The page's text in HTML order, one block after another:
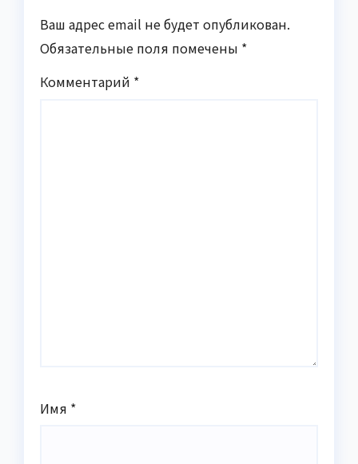
Ваш адрес email не будет опубликован.
Обязательные поля помечены *
Комментарий *
Имя *